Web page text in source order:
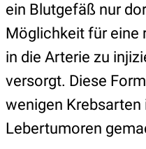
ein Blutgefäß nur
Möglichkeit für eine
in die Arterie zu
versorgt. Diese
wenigen
Lebertumoren